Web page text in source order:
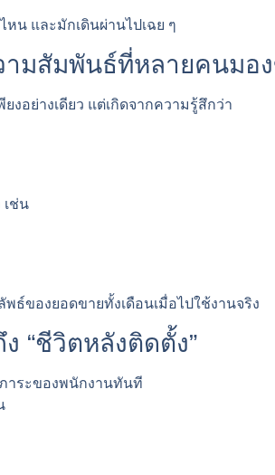
หน และมักเดินผ่านไปเฉย ๆ
ามสัมพันธ์ที่หลายคนมอ
ยงอย่างเดียว แต่เกิดจากความรู้สึกว่า
เช่น
ธ์ของยอดขายทั้งเดือนเมื่อไปใช้งานจริง
“ชีวิตหลังติดตั้ง”
าระของพนักงานทันที